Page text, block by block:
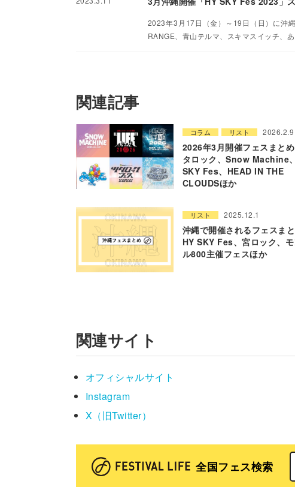
2023年3月17日（金）～19日（日）に沖
RANGE、青山テルマ、スキマスイッチ、
関連記事
コラム リスト 2026.2.9
2026年3月開催フェスまと
タロック、Snow Machine
SKY Fes、HEAD IN THE
CLOUDSほか
リスト 2025.12.1
沖縄で開催されるフェスま
HY SKY Fes、宮ロック、
ル800主催フェスほか
関連サイト
オフィシャルサイト
Instagram
X（旧Twitter）
全国フェス検索